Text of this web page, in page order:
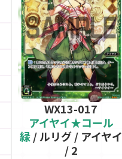
WX13-017
アイヤイ★コール
緑/ ルリグ / アイヤイ
/ 2